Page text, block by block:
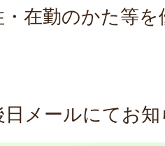
在勤のかた等
日メールにてお